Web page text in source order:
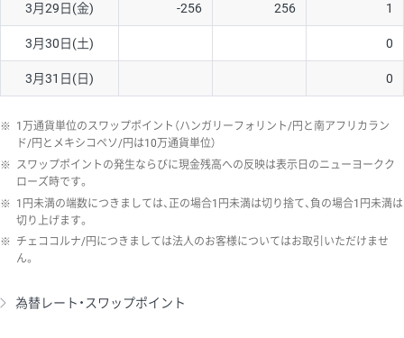
3月29日(金) -256 256 1
3月30日(土) 0
3月31日(日) 0
※ 1万通貨単位のスワップポイント（ハンガリーフォリント/円と南アフリカラン
ド/円とメキシコペソ/円は10万通貨単位）
※ スワップポイントの発生ならびに現金残高への反映は表示日のニューヨークク
ローズ時です。
※ 1円未満の端数につきましては、正の場合1円未満は切り捨て、負の場合1円未満は
切り上げます。
※ チェココルナ/円につきましては法人のお客様についてはお取引いただけませ
ん。
為替レート・スワップポイント